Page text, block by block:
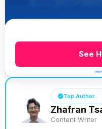
See
Top Author
Zhafran
Content Writer